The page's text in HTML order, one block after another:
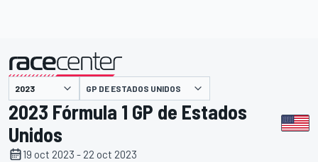
presentado por GP DE ESTADOS UNIDOS
2023 Fórmula 1 GP de Estados
Unidos
19 oct 2023 - 22 oct 2023